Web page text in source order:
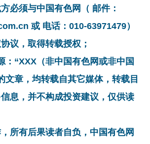
必须与中国有色网（ 邮件：
或 电话：010-63971479）
议，取得转载授权；
：“XXX（非中国有色网或非中国
文章，均转载自其它媒体，转载目
息，并不构成投资建议，仅供读
所有后果读者自负，中国有色网